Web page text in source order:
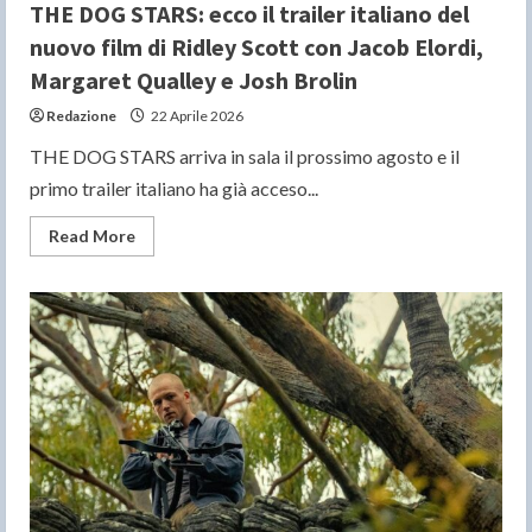
THE DOG STARS: ecco il trailer italiano del
nuovo film di Ridley Scott con Jacob Elordi,
Margaret Qualley e Josh Brolin
Redazione 22 Aprile 2026
THE DOG STARS arriva in sala il prossimo agosto e il
primo trailer italiano ha già acceso...
Read MoreRead
more
DOG
STARS:
ecco
il
trailer
italiano
del
nuovo
film
di
Ridley
Scott
con
Jacob